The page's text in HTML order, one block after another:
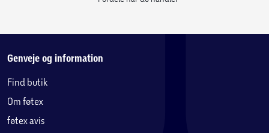
Genveje og information
Find butik
Om føtex
føtex avis